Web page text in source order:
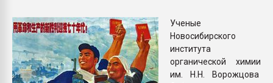
Ученые
Новосибирского
института
органической химии
им. Н.Н. Ворожцова